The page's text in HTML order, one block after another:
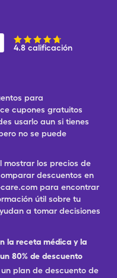
4.8 calificación
para
cupones gratuitos
usarlo aun si tienes
no se puede
mostrar los precios de
descuentos en
para encontrar
útil sobre tu
a tomar decisiones
la receta médica y la
80% de descuento
un plan de descuento de